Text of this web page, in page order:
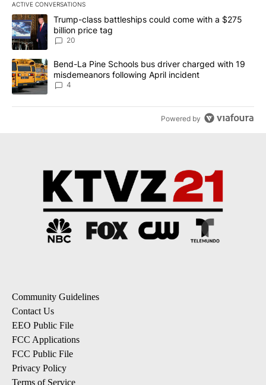
ACTIVE CONVERSATIONS
The following is a list of the most commented articles in the last
A trending article titled "Trump-class battleships could come
Trump-class battleships could come with a $275
billion price tag
20
A trending article titled "Bend-La Pine Schools bus driver
Bend-La Pine Schools bus driver charged with 19
misdemeanors following April incident
4
Powered by
Community Guidelines
Contact Us
EEO Public File
FCC Applications
FCC Public File
Privacy Policy
Terms of Service